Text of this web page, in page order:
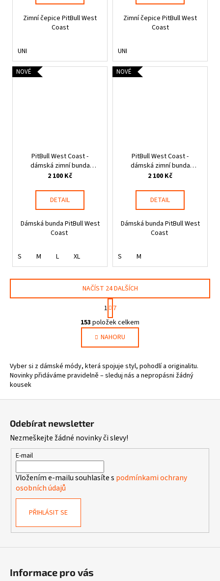
Zimní čepice PitBull West
Coast
UNI
Zimní čepice PitBull West
Coast
UNI
NOVÉ
PitBull West Coast -
dámská zimní bunda
AMALIA černá
2 100 Kč
DETAIL
Dámská bunda PitBull West
Coast
S M L XL
NOVÉ
PitBull West Coast -
dámská zimní bunda
AMALIA tmavě čokoládová
2 100 Kč
DETAIL
Dámská bunda PitBull West
Coast
S M
O
v
l
á
d
a
k
y
p
NAČÍST 24 DALŠÍCH
S
t
r
á
n
k
v
á
1
7
153 položek celkem
NAHORU
Vyber si z dámské módy, která spojuje styl, pohodlí a originalitu.
Novinky přidáváme pravidelně – sleduj nás a nepropásni žádný
kousek
Odebírat newsletter
Nezmeškejte žádné novinky či slevy!
E-mail
Vložením e-mailu souhlasíte s podmínkami ochrany
osobních údajů
PŘIHLÁSIT SE
Informace pro vás